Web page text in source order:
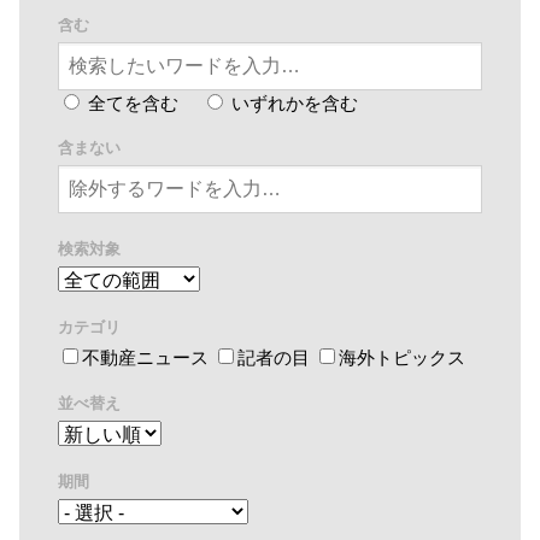
含む
全てを含む いずれかを含む
含まない
検索対象
カテゴリ
不動産ニュース 記者の目 海外トピックス
並べ替え
期間